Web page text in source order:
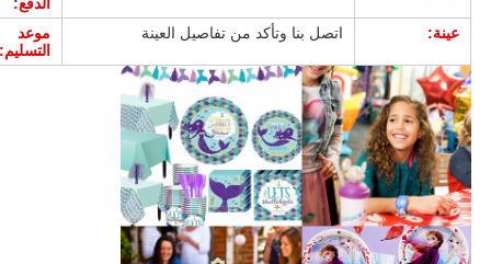
الدفع:
عينة:
اتصل بنا وتأكد من تفاصيل العينة
موعد
التسليم: